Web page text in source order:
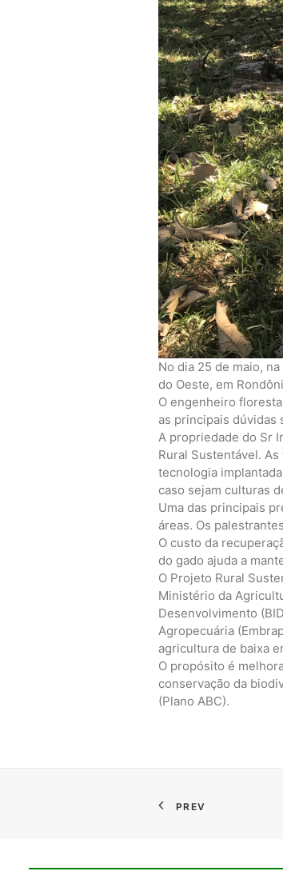
No dia 25 de maio,
do Oeste, em
O engenheiro
as principais dúvidas
A propriedade do Sr
Rural Sustentável.
tecnologia
caso sejam culturas
Uma das principais
áreas. Os
O custo da
do gado ajuda a
O Projeto Rural
Ministério da
Desenvolvimento
Agropecuária
agricultura de baixa
O propósito é
conservação da
(Plano ABC).
PREV